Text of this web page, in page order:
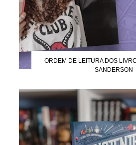
ORDEM DE LEITURA DOS
SANDERSON